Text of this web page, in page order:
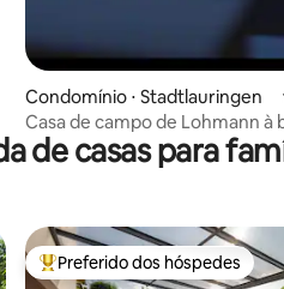
Condomínio ⋅ Stadtlauringen
Casa de campo de Lohmann à
lago
de casas para
Entre os melhores preferidos
Preferido dos hóspedes